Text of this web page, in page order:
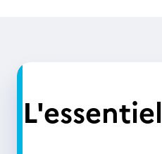
L'essentiel